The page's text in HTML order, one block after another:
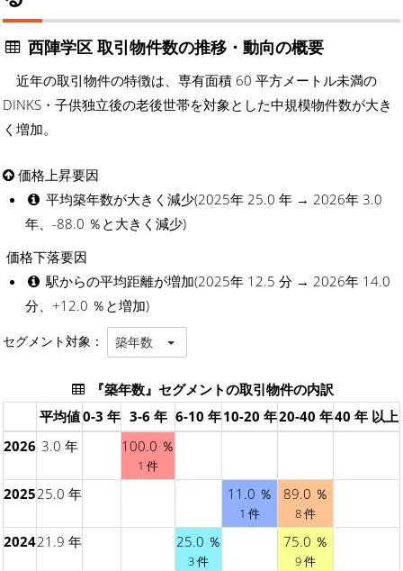
西陣学区 取引物件数の推移・動向の概要
近年の取引物件の特徴は、専有面積 60 平方メートル未満の
DINKS・子供独立後の老後世帯を対象とした中規模物件数が大き
く増加。
価格上昇要因
平均築年数が大きく減少(2025年 25.0 年 → 2026年 3.0
年、-88.0 ％と大きく減少)
価格下落要因
駅からの平均距離が増加(2025年 12.5 分 → 2026年 14.0
分、+12.0 ％と増加)
セグメント対象： 築年数
『築年数』セグメントの取引物件の内訳
平均値0-3 年 3-6 年 6-10 年10-20 年20-40 年40 年 以上
2026 3.0 年 100.0 ％
1 件
202525.0 年 11.0 ％
1 件
89.0 ％
8 件
202421.9 年 25.0 ％
3 件
75.0 ％
9 件